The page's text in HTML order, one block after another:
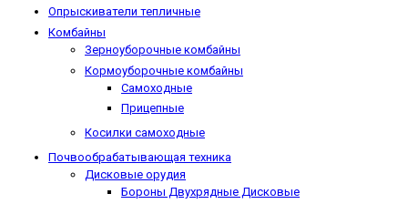
Опрыскиватели тепличные
Комбайны
Зерноуборочные комбайны
Кормоуборочные комбайны
Самоходные
Прицепные
Косилки самоходные
Почвообрабатывающая техника
Дисковые орудия
Бороны Двухрядные Дисковые